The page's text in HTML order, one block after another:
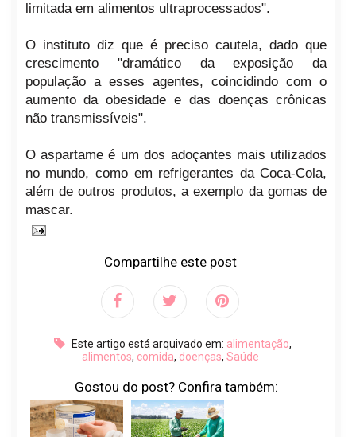
limitada em alimentos ultraprocessados".
O instituto diz que é preciso cautela, dado que
crescimento "dramático da exposição da
população a esses agentes, coincidindo com o
aumento da obesidade e das doenças crônicas
não transmissíveis".
O aspartame é um dos adoçantes mais utilizados
no mundo, como em refrigerantes da Coca-Cola,
além de outros produtos, a exemplo da gomas de
mascar.
Compartilhe este post
Este artigo está arquivado em: alimentação,
alimentos, comida, doenças, Saúde
Gostou do post? Confira também: